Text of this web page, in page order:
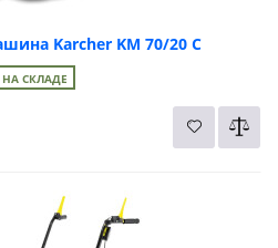
Karcher KM 70/20 C
НА СКЛАДЕ